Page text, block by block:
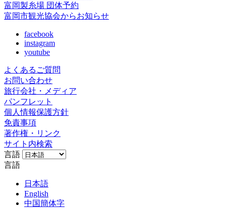
富岡製糸場 団体予約
富岡市観光協会からお知らせ
facebook
instagram
youtube
よくあるご質問
お問い合わせ
旅行会社・メディア
パンフレット
個人情報保護方針
免責事項
著作権・リンク
サイト内検索
言語
言語
日本語
English
中国簡体字